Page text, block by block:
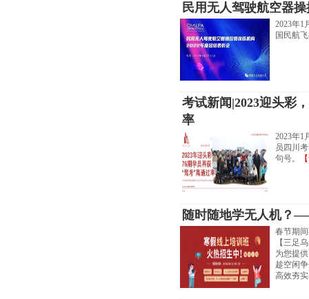
民用无人驾驶航空器
2023年1
国民航
考试新闻|2023迎头彩
率
2023年1
员四川
句号。
随时随地学无人机？
春节期
【三足
为您提
趁空闲
高效夯